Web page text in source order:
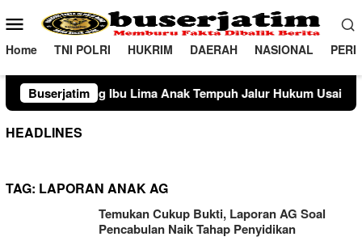
ke
konten
Menu
Mobile
Home TNI POLRI HUKRIM DAERAH NASIONAL
Buserjatim
Anak Tempuh Jalur Hukum Usai Dugaan Perselingkuhan
HEADLINES
TAG: LAPORAN ANAK AG
Temukan Cukup Bukti, Laporan AG Soal
Pencabulan Naik Tahap Penyidikan